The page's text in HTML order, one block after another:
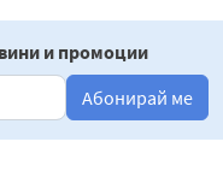
и промоции
Абонирай ме